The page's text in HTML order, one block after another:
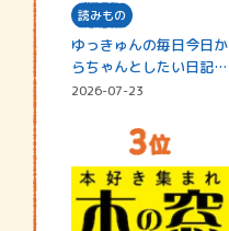
読みもの
ゆっきゅんの毎日今日か
らちゃんとしたい日記
☆202…
2026-07-23